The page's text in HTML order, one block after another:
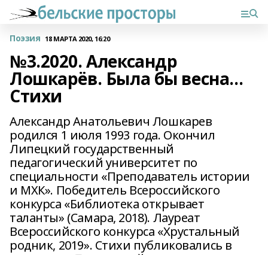
Поэзия 18 МАРТА 2020, 16:20
№3.2020. Александр
Лошкарёв. Была бы весна…
Стихи
Александр Анатольевич Лошкарев
родился 1 июля 1993 года. Окончил
Липецкий государственный
педагогический университет по
специальности «Преподаватель истории
и МХК». Победитель Всероссийского
конкурса «Библиотека открывает
таланты» (Самара, 2018). Лауреат
Всероссийского конкурса «Хрустальный
родник, 2019». Стихи публиковались в